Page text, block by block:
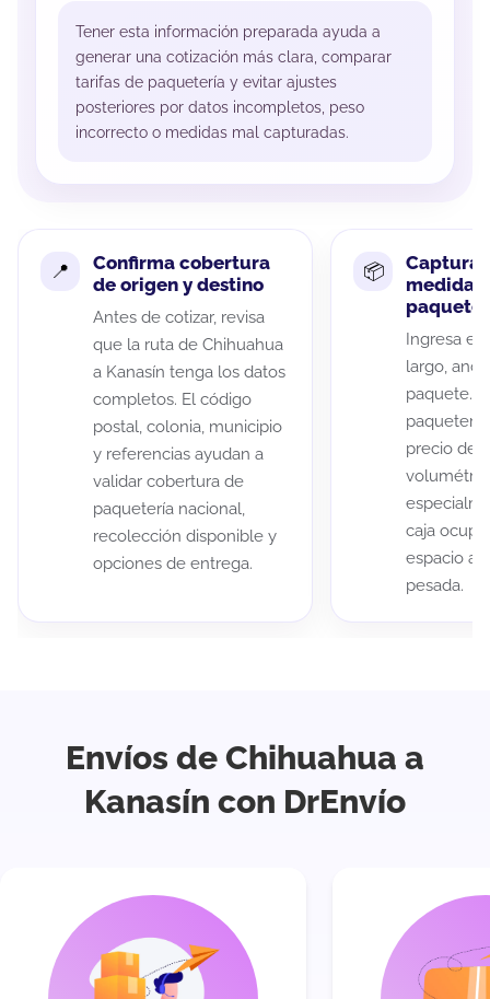
Tener esta información preparada ayuda a
generar una cotización más clara, comparar
tarifas de paquetería y evitar ajustes
posteriores por datos incompletos, peso
incorrecto o medidas mal capturadas.
Confirma cobertura
de origen y destino
Antes de cotizar, revisa
que la ruta de Chihuahua
a Kanasín tenga los datos
completos. El código
postal, colonia, municipio
y referencias ayudan a
validar cobertura de
paquetería nacional,
recolección disponible y
opciones de entrega.
Captura
medidas
paquete
Ingresa el
largo,
paquete.
precio de
caja
espacio
pesada.
Envíos de Chihuahua a
Kanasín con DrEnvío